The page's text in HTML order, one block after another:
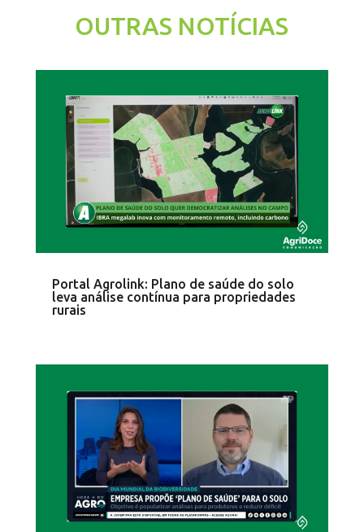
OUTRAS NOTÍCIAS
Portal Agrolink: Plano de saúde do solo
leva análise contínua para propriedades
rurais